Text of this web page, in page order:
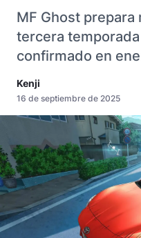
MF Ghost prepara
tercera
confirmado en
Kenji
16 de septiembre de 2025